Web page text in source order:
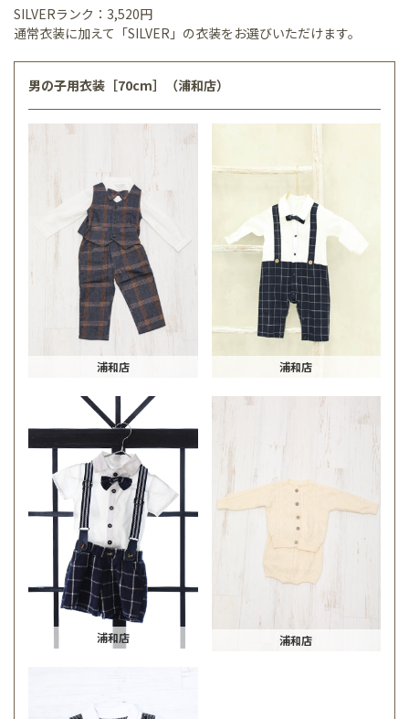
SILVERランク：3,520円
通常衣装に加えて「SILVER」の衣装をお選びいただけます。
男の子用衣装［70cm］（浦和店）
浦和店 浦和店
浦和店 浦和店